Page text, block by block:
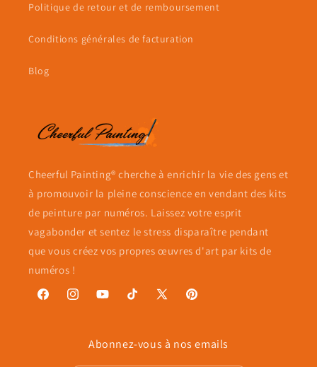
Politique de retour et de remboursement
Conditions générales de facturation
Blog
Cheerful Painting® cherche à enrichir la vie des gens et
à promouvoir la pleine conscience en vendant des kits
de peinture par numéros. Laissez votre esprit
vagabonder et sentez le stress disparaître pendant
que vous créez vos propres œuvres d'art par kits de
numéros !
FacebookInstagramYouTubeTikTok
X
Pinterest
Abonnez-vous à nos emails